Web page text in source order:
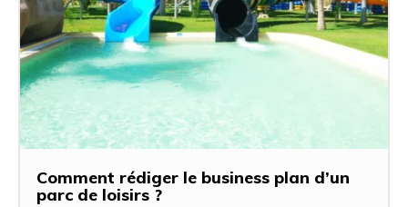
Comment rédiger le business plan d’un
parc de loisirs ?